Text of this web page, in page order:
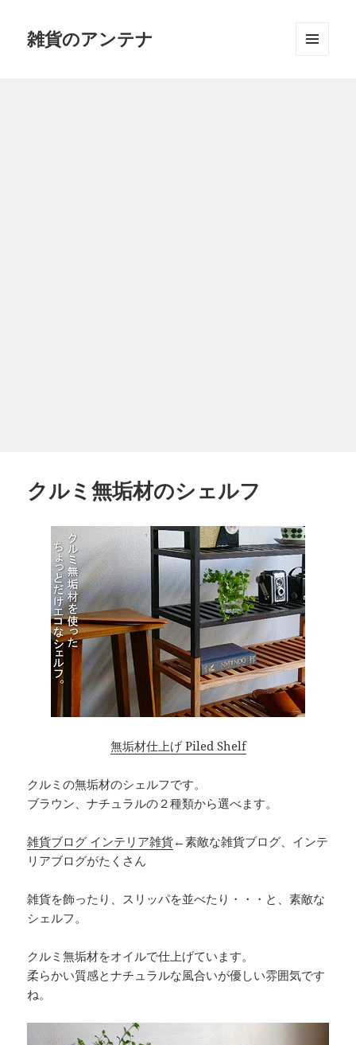
雑貨のアンテナ
クルミ無垢材のシェルフ
無垢材仕上げ Piled Shelf
クルミの無垢材のシェルフです。
ブラウン、ナチュラルの２種類から選べます。
雑貨ブログ インテリア雑貨←素敵な雑貨ブログ、インテ
リアブログがたくさん
雑貨を飾ったり、スリッパを並べたり・・・と、素敵な
シェルフ。
クルミ無垢材をオイルで仕上げています。
柔らかい質感とナチュラルな風合いが優しい雰囲気です
ね。